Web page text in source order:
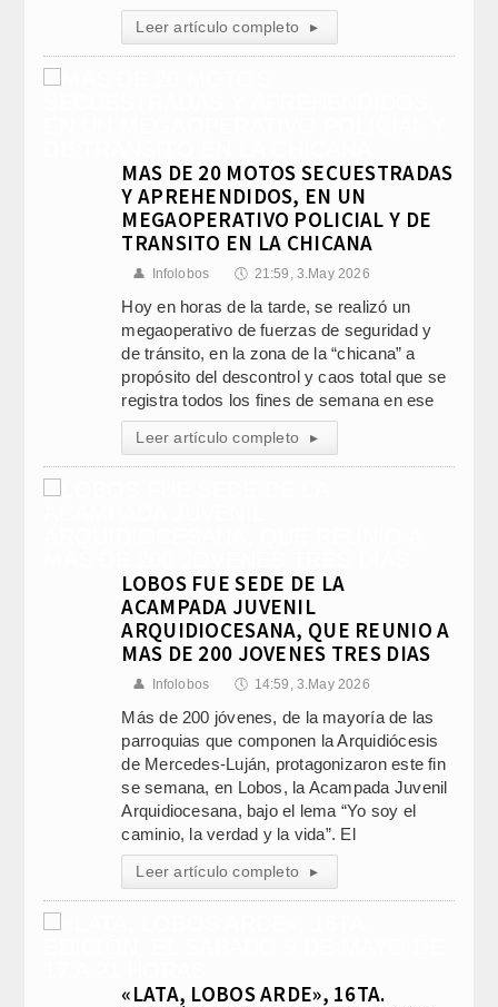
Leer artículo completo ▸
MAS DE 20 MOTOS SECUESTRADAS
Y APREHENDIDOS, EN UN
MEGAOPERATIVO POLICIAL Y DE
TRANSITO EN LA CHICANA
👤 Infolobos 🕔 21:59, 3.May 2026
Hoy en horas de la tarde, se realizó un
megaoperativo de fuerzas de seguridad y
de tránsito, en la zona de la “chicana” a
propósito del descontrol y caos total que se
registra todos los fines de semana en ese
Leer artículo completo ▸
LOBOS FUE SEDE DE LA
ACAMPADA JUVENIL
ARQUIDIOCESANA, QUE REUNIO A
MAS DE 200 JOVENES TRES DIAS
👤 Infolobos 🕔 14:59, 3.May 2026
Más de 200 jóvenes, de la mayoría de las
parroquias que componen la Arquidiócesis
de Mercedes-Luján, protagonizaron este fin
se semana, en Lobos, la Acampada Juvenil
Arquidiocesana, bajo el lema “Yo soy el
caminio, la verdad y la vida”. El
Leer artículo completo ▸
«LATA, LOBOS ARDE», 16TA.